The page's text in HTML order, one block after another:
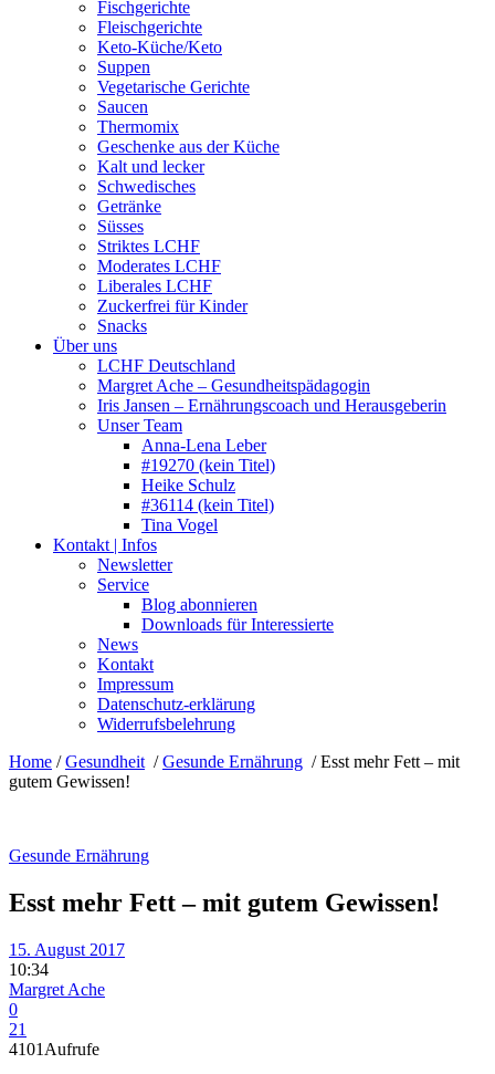
Fischgerichte
Fleischgerichte
Keto-Küche/Keto
Suppen
Vegetarische Gerichte
Saucen
Thermomix
Geschenke aus der Küche
Kalt und lecker
Schwedisches
Getränke
Süsses
Striktes LCHF
Moderates LCHF
Liberales LCHF
Zuckerfrei für Kinder
Snacks
Über uns
LCHF Deutschland
Margret Ache – Gesundheitspädagogin
Iris Jansen – Ernährungscoach und Herausgeberin
Unser Team
Anna-Lena Leber
#19270 (kein Titel)
Heike Schulz
#36114 (kein Titel)
Tina Vogel
Kontakt | Infos
Newsletter
Service
Blog abonnieren
Downloads für Interessierte
News
Kontakt
Impressum
Datenschutz-erklärung
Widerrufsbelehrung
Home /Gesundheit /Gesunde Ernährung /Esst mehr Fett – mit
gutem Gewissen!
Gesunde Ernährung
Esst mehr Fett – mit gutem Gewissen!
15. August 2017
10:34
Margret Ache
0
21
4101 Aufrufe